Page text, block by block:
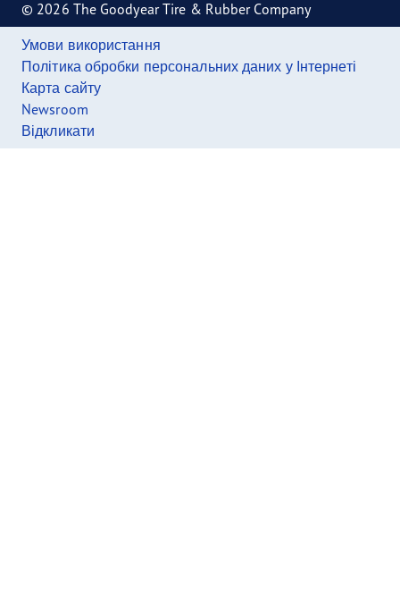
© 2026 The Goodyear Tire & Rubber Company
Умови використання
Політика обробки персональних даних у Інтернеті
Карта сайту
Newsroom
Відкликати